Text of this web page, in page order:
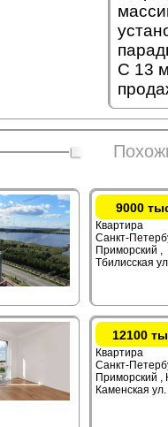
С 13
9000
Квартира
Санкт-
Приморский ,
Тбилисская
12100
Квартира
Санкт-
Приморский ,
Каменская ул.